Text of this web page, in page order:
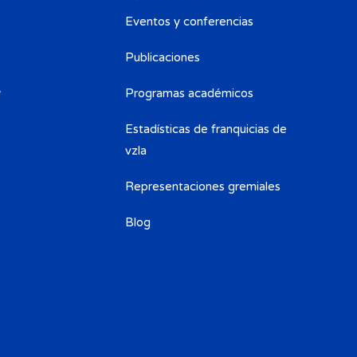
Eventos y conferencias
Publicaciones
Programas académicos
Estadísticas de franquicias de
vzla
Representaciones gremiales
Blog